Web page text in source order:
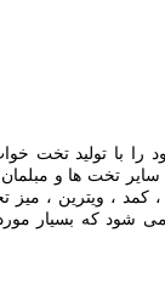
در سال 1394 فعالیت خود را با تولید
تخت ها و
، ویترین ، میز
شود که بسیار